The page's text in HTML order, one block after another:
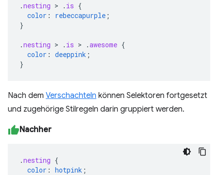
.nesting > . is {
color : rebeccapurple ;
}
.nesting > . is > .awesome {
color : deeppink ;
}
Nach dem Verschachteln können Selektoren fortgesetzt
und zugehörige Stilregeln darin gruppiert werden.
Nachher
.nesting {
color : hotpink ;